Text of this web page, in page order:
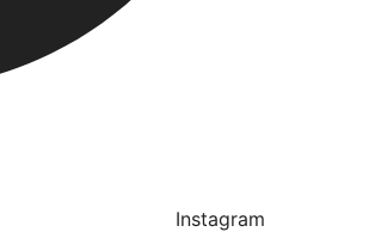
Instagram